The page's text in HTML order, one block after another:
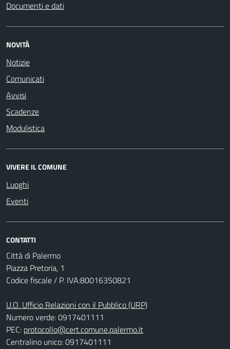
Documenti e dati
NOVITÀ
Notizie
Comunicati
Avvisi
Scadenze
Modulistica
VIVERE IL COMUNE
Luoghi
Eventi
CONTATTI
Città di Palermo
Piazza Pretoria, 1
Codice fiscale / P. IVA:80016350821
U.O. Ufficio Relazioni con il Pubblico (URP)
Numero verde: 0917401111
PEC: protocollo@cert.comune.palermo.it
Centralino unico: 0917401111